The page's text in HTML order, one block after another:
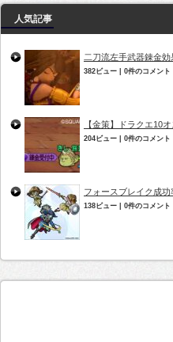
人気記事
二刀流左手武器錬金効
382ビュー 0件のコメント
【金策】ドラクエ10
204ビュー 0件のコメント
フォースブレイク成功
138ビュー 0件のコメント